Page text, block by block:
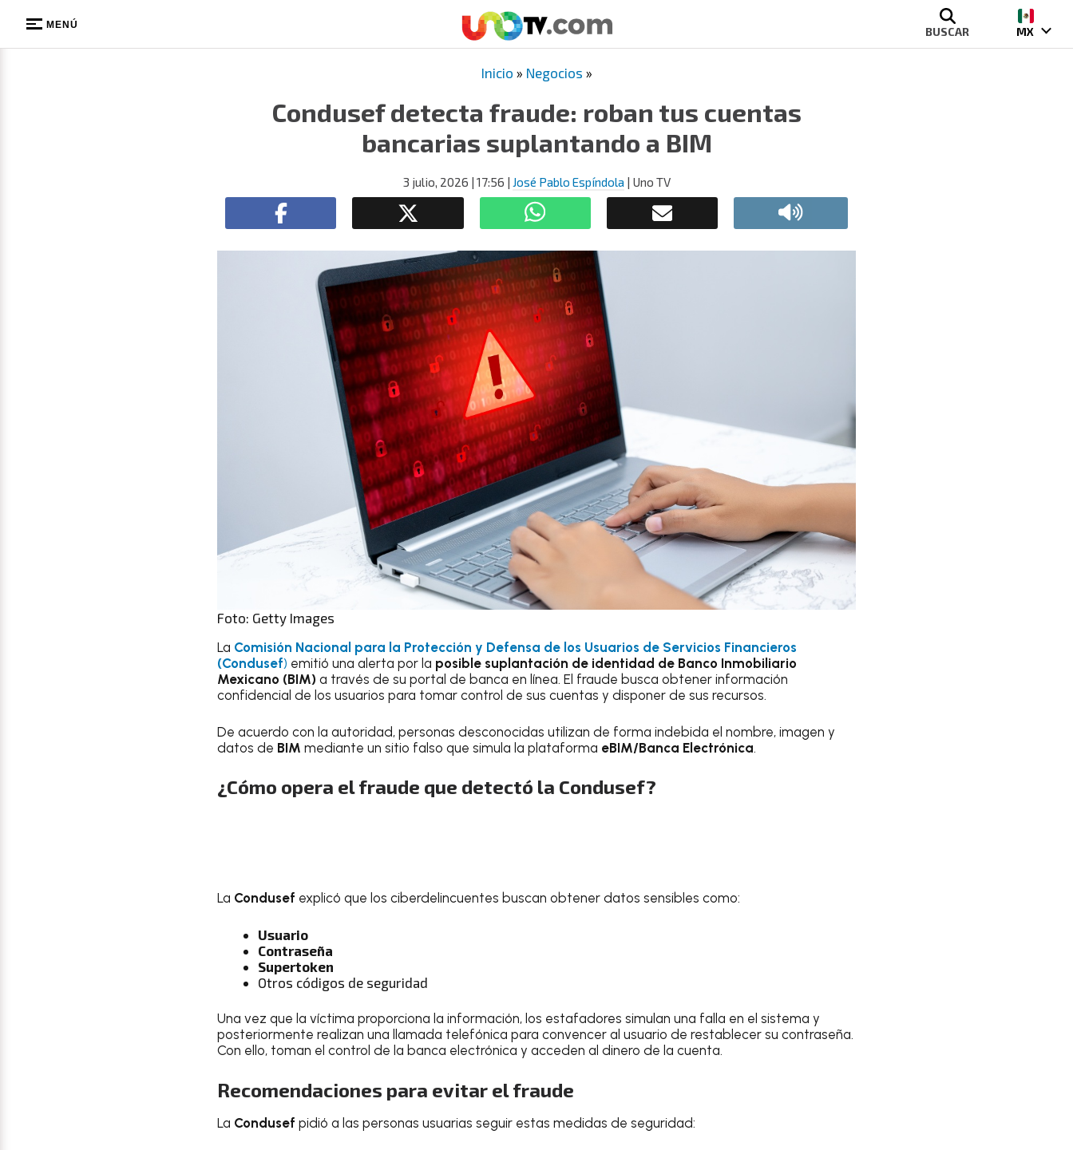
MENÚ BUSCAR MX
Inicio » Negocios »
Condusef detecta fraude: roban tus cuentas
bancarias suplantando a BIM
3 julio, 2026 | 17:56 | José Pablo Espíndola | Uno TV
Foto: Getty Images
La Comisión Nacional para la Protección y Defensa de los Usuarios de Servicios Financieros
(Condusef) emitió una alerta por la posible suplantación de identidad de Banco Inmobiliario
Mexicano (BIM) a través de su portal de banca en línea. El fraude busca obtener información
confidencial de los usuarios para tomar control de sus cuentas y disponer de sus recursos.
De acuerdo con la autoridad, personas desconocidas utilizan de forma indebida el nombre, imagen y
datos de BIM mediante un sitio falso que simula la plataforma eBIM/Banca Electrónica.
¿Cómo opera el fraude que detectó la Condusef?
La Condusef explicó que los ciberdelincuentes buscan obtener datos sensibles como:
Usuario
Contraseña
Supertoken
Otros códigos de seguridad
Una vez que la víctima proporciona la información, los estafadores simulan una falla en el sistema y
posteriormente realizan una llamada telefónica para convencer al usuario de restablecer su contraseña.
Con ello, toman el control de la banca electrónica y acceden al dinero de la cuenta.
Recomendaciones para evitar el fraude
La Condusef pidió a las personas usuarias seguir estas medidas de seguridad: